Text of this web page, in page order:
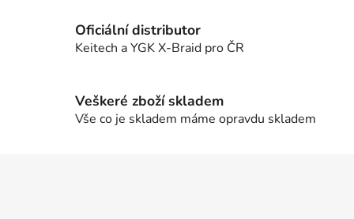
v
k
y
ý
p
i
Oficiální distributor
Keitech a YGK X-Braid pro ČR
Veškeré zboží skladem
Vše co je skladem máme opravdu skladem